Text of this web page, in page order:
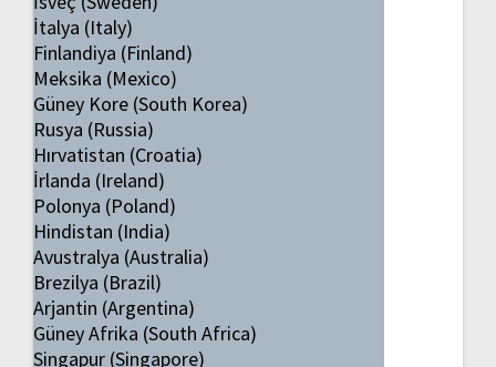
İtalya (Italy)
Finlandiya (Finland)
Meksika (Mexico)
Güney Kore (South Korea)
Rusya (Russia)
Hırvatistan (Croatia)
İrlanda (Ireland)
Polonya (Poland)
Hindistan (India)
Avustralya (Australia)
Brezilya (Brazil)
Arjantin (Argentina)
Güney Afrika (South Africa)
Singapur (Singapore)